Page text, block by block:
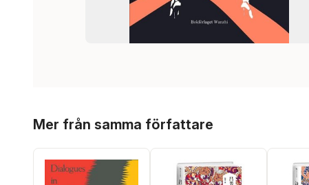
Mer från samma författare